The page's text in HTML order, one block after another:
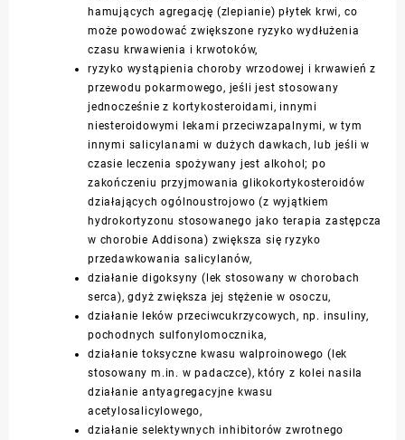
hamujących agregację (zlepianie) płytek krwi, co
może powodować zwiększone ryzyko wydłużenia
czasu krwawienia i krwotoków,
ryzyko wystąpienia choroby wrzodowej i krwawień z
przewodu pokarmowego, jeśli jest stosowany
jednocześnie z kortykosteroidami, innymi
niesteroidowymi lekami przeciwzapalnymi, w tym
innymi salicylanami w dużych dawkach, lub jeśli w
czasie leczenia spożywany jest alkohol; po
zakończeniu przyjmowania glikokortykosteroidów
działających ogólnoustrojowo (z wyjątkiem
hydrokortyzonu stosowanego jako terapia zastępcza
w chorobie Addisona) zwiększa się ryzyko
przedawkowania salicylanów,
działanie digoksyny (lek stosowany w chorobach
serca), gdyż zwiększa jej stężenie w osoczu,
działanie leków przeciwcukrzycowych, np. insuliny,
pochodnych sulfonylomocznika,
działanie toksyczne kwasu walproinowego (lek
stosowany m.in. w padaczce), który z kolei nasila
działanie antyagregacyjne kwasu
acetylosalicylowego,
działanie selektywnych inhibitorów zwrotnego